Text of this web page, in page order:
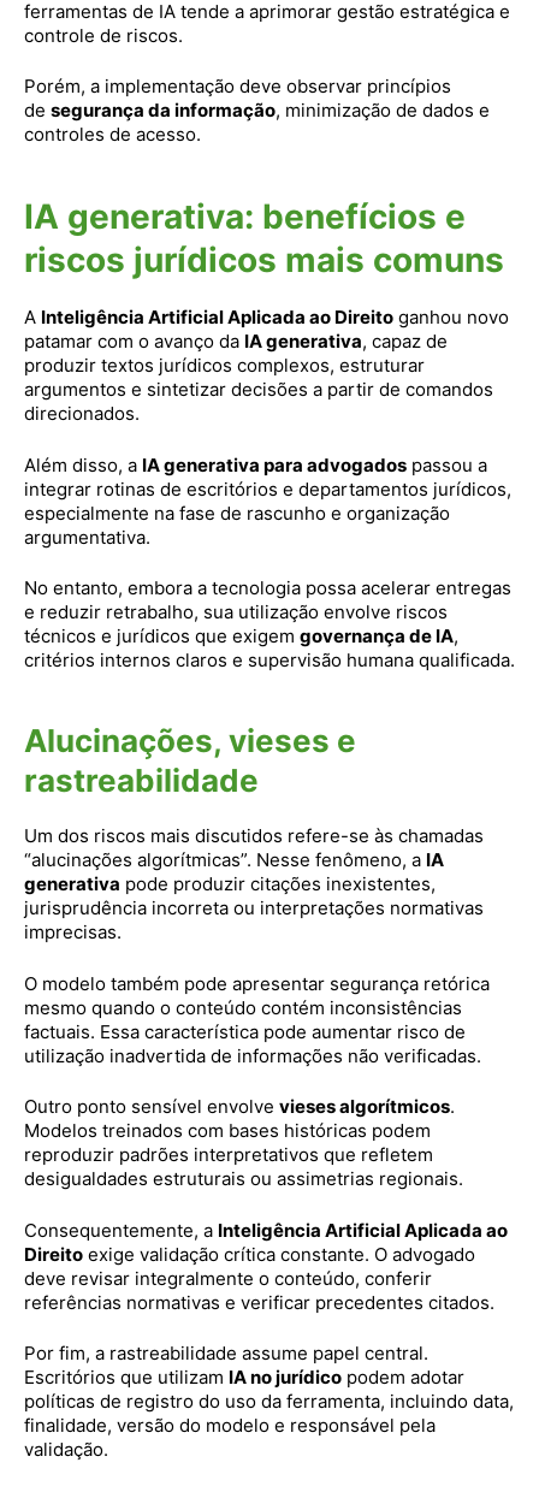
ferramentas de IA tende a aprimorar gestão estratégica e
controle de riscos.
Porém, a implementação deve observar princípios
de segurança da informação, minimização de dados e
controles de acesso.
IA generativa: benefícios e
riscos jurídicos mais comuns
A Inteligência Artificial Aplicada ao Direito ganhou novo
patamar com o avanço da IA generativa, capaz de
produzir textos jurídicos complexos, estruturar
argumentos e sintetizar decisões a partir de comandos
direcionados.
Além disso, a IA generativa para advogados passou a
integrar rotinas de escritórios e departamentos jurídicos,
especialmente na fase de rascunho e organização
argumentativa.
No entanto, embora a tecnologia possa acelerar entregas
e reduzir retrabalho, sua utilização envolve riscos
técnicos e jurídicos que exigem governança de IA,
critérios internos claros e supervisão humana qualificada.
Alucinações, vieses e
rastreabilidade
Um dos riscos mais discutidos refere-se às chamadas
“alucinações algorítmicas”. Nesse fenômeno, a IA
generativa pode produzir citações inexistentes,
jurisprudência incorreta ou interpretações normativas
imprecisas.
O modelo também pode apresentar segurança retórica
mesmo quando o conteúdo contém inconsistências
factuais. Essa característica pode aumentar risco de
utilização inadvertida de informações não verificadas.
Outro ponto sensível envolve vieses algorítmicos.
Modelos treinados com bases históricas podem
reproduzir padrões interpretativos que refletem
desigualdades estruturais ou assimetrias regionais.
Consequentemente, a Inteligência Artificial Aplicada ao
Direito exige validação crítica constante. O advogado
deve revisar integralmente o conteúdo, conferir
referências normativas e verificar precedentes citados.
Por fim, a rastreabilidade assume papel central.
Escritórios que utilizam IA no jurídico podem adotar
políticas de registro do uso da ferramenta, incluindo data,
finalidade, versão do modelo e responsável pela
validação.